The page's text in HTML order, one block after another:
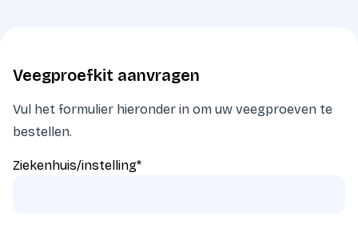
Veegproefkit aanvragen
Vul het formulier hieronder in om uw veegproeven te
bestellen.
Ziekenhuis/instelling*